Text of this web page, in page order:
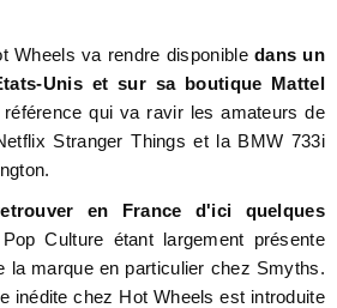
Wheels va rendre disponible dans un
Unis et sur sa boutique Mattel
référence qui va ravir les amateurs de
Stranger Things et la BMW 733i
en France d'ici quelques
Culture étant largement présente
la marque en particulier chez Smyths.
inédite chez Hot Wheels est introduite